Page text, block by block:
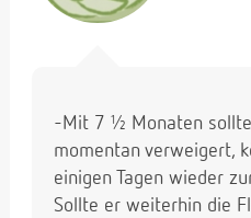
-Mit 7 ½ Monaten sollte
momentan verweigert,
einigen Tagen wieder
Sollte er weiterhin die